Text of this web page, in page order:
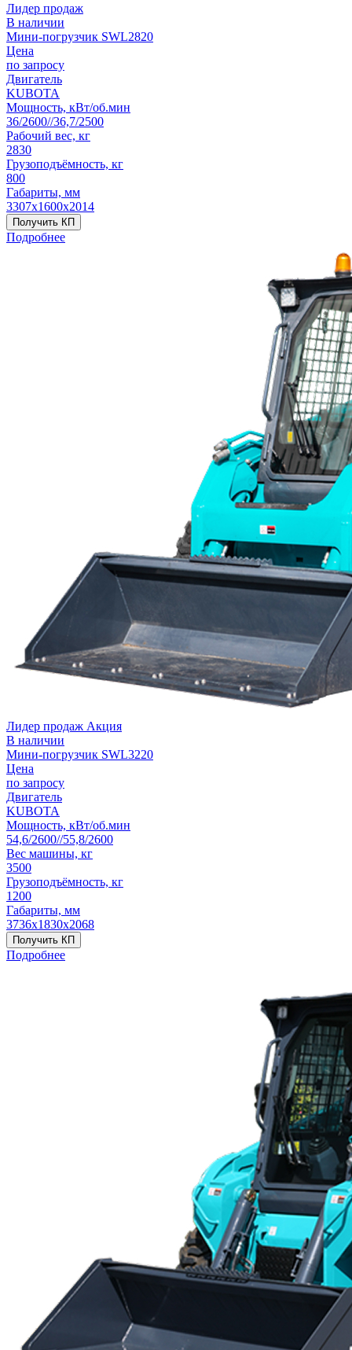
Лидер продаж
В наличии
Мини-погрузчик SWL2820
Цена
по запросу
Двигатель
KUBOTA
Мощность, кВт/об.мин
36/2600//36,7/2500
Рабочий вес, кг
2830
Грузоподъёмность, кг
800
Габариты, мм
3307х1600х2014
Получить КП
Подробнее
Лидер продаж Акция
В наличии
Мини-погрузчик SWL3220
Цена
по запросу
Двигатель
KUBOTA
Мощность, кВт/об.мин
54,6/2600//55,8/2600
Вес машины, кг
3500
Грузоподъёмность, кг
1200
Габариты, мм
3736х1830х2068
Получить КП
Подробнее